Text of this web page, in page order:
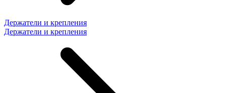
Держатели и крепления
Держатели и крепления